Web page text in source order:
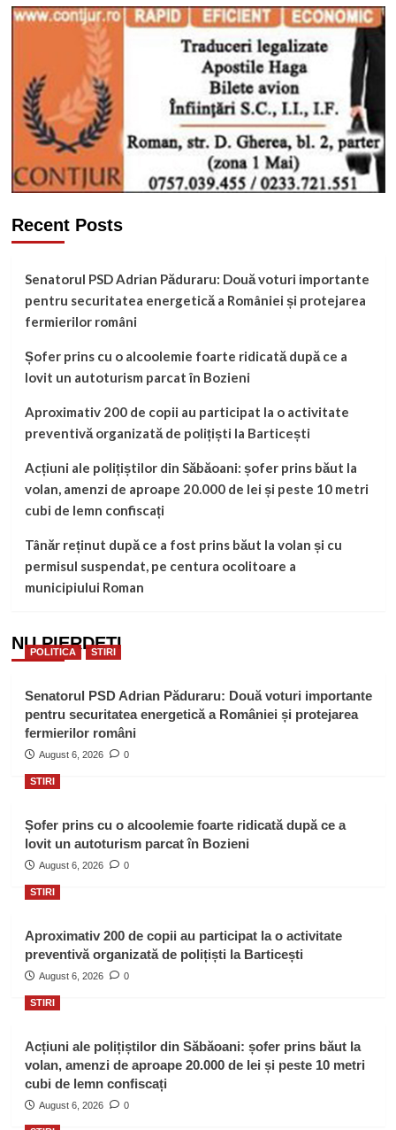
Recent Posts
Senatorul PSD Adrian Păduraru: Două voturi importante
pentru securitatea energetică a României și protejarea
fermierilor români
Șofer prins cu o alcoolemie foarte ridicată după ce a
lovit un autoturism parcat în Bozieni
Aproximativ 200 de copii au participat la o activitate
preventivă organizată de polițiști la Barticești
Acțiuni ale polițiștilor din Săbăoani: șofer prins băut la
volan, amenzi de aproape 20.000 de lei și peste 10 metri
cubi de lemn confiscați
Tânăr reținut după ce a fost prins băut la volan și cu
permisul suspendat, pe centura ocolitoare a
municipiului Roman
NU PIERDEȚI
POLITICA STIRI
Senatorul PSD Adrian Păduraru: Două voturi importante
pentru securitatea energetică a României și protejarea
fermierilor români
August 6, 2026 0
STIRI
Șofer prins cu o alcoolemie foarte ridicată după ce a
lovit un autoturism parcat în Bozieni
August 6, 2026 0
STIRI
Aproximativ 200 de copii au participat la o activitate
preventivă organizată de polițiști la Barticești
August 6, 2026 0
STIRI
Acțiuni ale polițiștilor din Săbăoani: șofer prins băut la
volan, amenzi de aproape 20.000 de lei și peste 10 metri
cubi de lemn confiscați
August 6, 2026 0